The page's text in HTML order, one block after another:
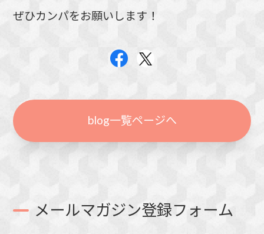
ぜひカンパをお願いします！
blog一覧ページへ
メールマガジン登録フォーム